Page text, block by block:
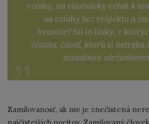
vzťahy, na vlastnícky vzťah k
na vzťahy bez rešpektu a
hranice? Sú to lásky, v
čistota: čnosť, ktorú si netreba
sexuálnou
Zamilovanosť, ak nie je znečistená